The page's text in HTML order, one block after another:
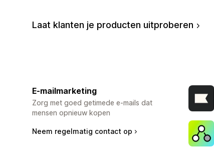
Laat klanten je producten uitproberen
E-mailmarketing
Zorg met goed getimede e-mails dat
mensen opnieuw kopen
Neem regelmatig contact op